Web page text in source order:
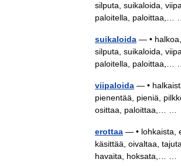
silputa, suikaloida,
paloitella,
suikaloida — •
silputa, suikaloida,
paloitella,
viipaloida — •
pienentää, pieniä,
osittaa, paloittaa,… …
erottaa — • lohkaista,
käsittää, oivaltaa,
havaita, hoksata,… …